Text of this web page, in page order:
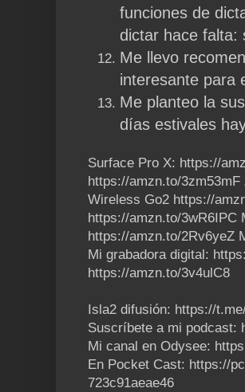
funciones de
dictar hace falta:
Me llevo
interesante para
Me planteo la
días estivales
Surface Pro X: https://
https://amzn.to/
Wireless Go2 https://
https://amzn.to/3wR6IPC
https://amzn.to/2Rv6yeZ
Mi grabadora digital:
https://amzn.to/3v4ulC8
Isla2 difusión: https://
Suscríbete a mi podcast:
Mi canal en Odysee:
En Pocket Cast: https://
723c91aeae46